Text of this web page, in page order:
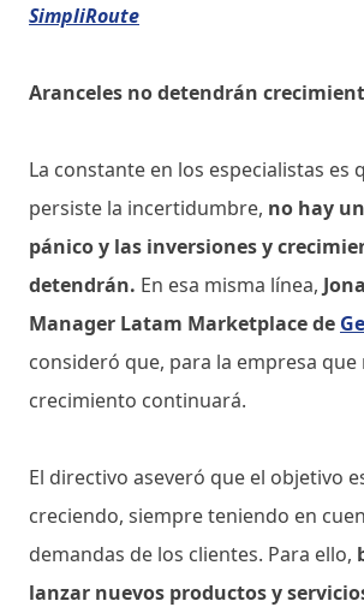
SimpliRoute
Aranceles no detendrán
La constante en los especialistas es
persiste la incertidumbre, no hay
pánico y las inversiones y
detendrán. En esa misma línea,
Manager Latam Marketplace de
consideró que, para la empresa que
crecimiento continuará.
El directivo aseveró que el objetivo
creciendo, siempre teniendo en
demandas de los clientes. Para ello,
lanzar nuevos productos y